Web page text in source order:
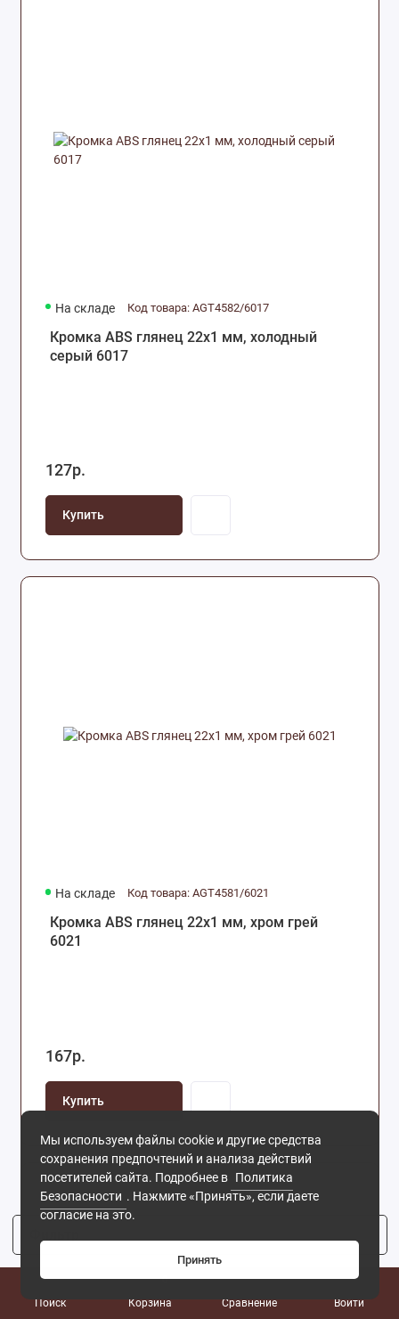
Поиск Корзина
0
Сравнение
Войти
На складе Код товара: AGT4582/6017
Кромка ABS глянец 22х1 мм, холодный
серый 6017
127р.
Купить
На складе Код товара: AGT4581/6021
Кромка ABS глянец 22х1 мм, хром грей
6021
167р.
Купить
Мы используем файлы cookie и другие средства
сохранения предпочтений и анализа действий
посетителей сайта. Подробнее в Политика
Безопасности . Нажмите «Принять», если даете
согласие на это.
Принять